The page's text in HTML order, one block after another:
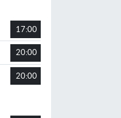
17:00
20:00
20:00